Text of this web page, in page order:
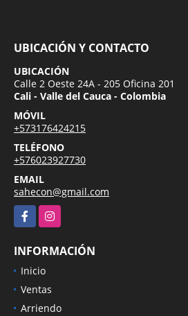
UBICACIÓN Y CONTACTO
UBICACIÓN
Calle 2 Oeste 24A - 205 Oficina 201
Cali - Valle del Cauca - Colombia
MÓVIL
+573176424215
TELÉFONO
+576023927730
EMAIL
sahecon@gmail.com
FacebookInstagram
INFORMACIÓN
Inicio
Ventas
Arriendo